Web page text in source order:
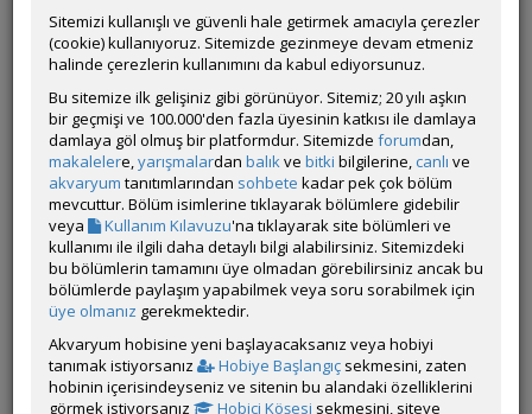
kaygsz50
Çevrim Dışı
Gönderim Zamanı:11 Eylül 2025 16:35
Ölçüler:38x30x30
Canlı Türleri:Şuan yok
Bitki Türleri:
Tankın Yaşı:1 gün
Filtrasyon ve Işıklandırma:şelale powerled
Tasarım ve Dekorasyon:
Lav taşı tropica aqua soil
Sitemizi kullanışlı ve güvenli hale getirmek amacıyla çerezler
(cookie) kullanıyoruz. Sitemizde gezinmeye devam etmeniz
halinde çerezlerin kullanımını da kabul ediyorsunuz.
Bu sitemize ilk gelişiniz gibi görünüyor. Sitemiz; 20 yılı aşkın
bir geçmişi ve 100.000'den fazla üyesinin katkısı ile damlaya
damlaya göl olmuş bir platformdur. Sitemizde forumdan,
makalelere,yarışmalardan balıkve bitki bilgilerine, canlı ve
akvaryum tanıtımlarından sohbete kadar pek çok bölüm
mevcuttur. Bölüm isimlerine tıklayarak bölümlere gidebilir
veya
Kullanım Kılavuzu'na tıklayarak site bölümleri ve
kullanımı ile ilgili daha detaylı bilgi alabilirsiniz. Sitemizdeki
bu bölümlerin tamamını üye olmadan görebilirsiniz ancak bu
bölümlerde paylaşım yapabilmek veya soru sorabilmek için
üye olmanız gerekmektedir.
Akvaryum hobisine yeni başlayacaksanız veya hobiyi
tanımak istiyorsanız
Hobiye Başlangıç sekmesini, zaten
hobinin içerisindeyseniz ve sitenin bu alandaki özelliklerini
görmek istiyorsanız
Hobici Köşesi sekmesini, siteye